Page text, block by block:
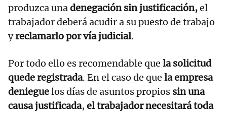
produzca unadenegación sin justificación,el
trabajador deberá acudir a su puesto de trabajo
yreclamarlo por vía judicial.
Por todo ello es recomendable que la solicitud
quede registrada. En el caso de que la empresa
denieguelos días de asuntos propios sin una
causa justificada, el trabajador necesitará toda